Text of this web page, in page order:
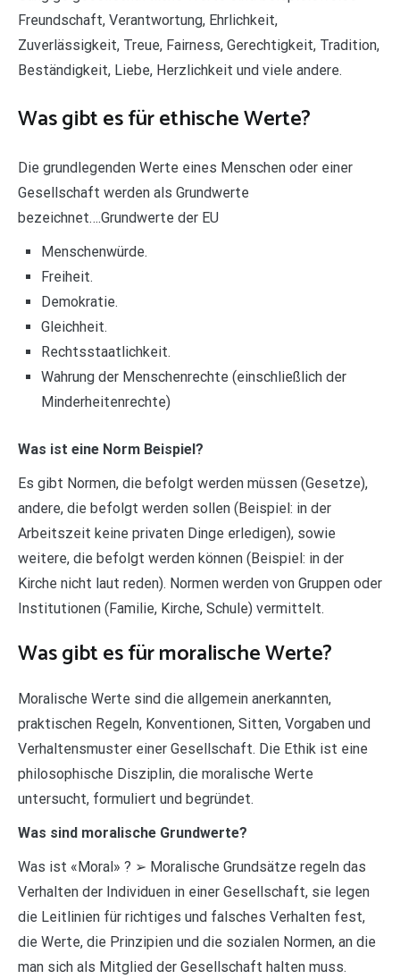
Freundschaft, Verantwortung, Ehrlichkeit,
Zuverlässigkeit, Treue, Fairness, Gerechtigkeit, Tradition,
Beständigkeit, Liebe, Herzlichkeit und viele andere.
Was gibt es für ethische Werte?
Die grundlegenden Werte eines Menschen oder einer
Gesellschaft werden als Grundwerte
bezeichnet….Grundwerte der EU
Menschenwürde.
Freiheit.
Demokratie.
Gleichheit.
Rechtsstaatlichkeit.
Wahrung der Menschenrechte (einschließlich der
Minderheitenrechte)
Was ist eine Norm Beispiel?
Es gibt Normen, die befolgt werden müssen (Gesetze),
andere, die befolgt werden sollen (Beispiel: in der
Arbeitszeit keine privaten Dinge erledigen), sowie
weitere, die befolgt werden können (Beispiel: in der
Kirche nicht laut reden). Normen werden von Gruppen oder
Institutionen (Familie, Kirche, Schule) vermittelt.
Was gibt es für moralische Werte?
Moralische Werte sind die allgemein anerkannten,
praktischen Regeln, Konventionen, Sitten, Vorgaben und
Verhaltensmuster einer Gesellschaft. Die Ethik ist eine
philosophische Disziplin, die moralische Werte
untersucht, formuliert und begründet.
Was sind moralische Grundwerte?
Was ist «Moral» ? ➢ Moralische Grundsätze regeln das
Verhalten der Individuen in einer Gesellschaft, sie legen
die Leitlinien für richtiges und falsches Verhalten fest,
die Werte, die Prinzipien und die sozialen Normen, an die
man sich als Mitglied der Gesellschaft halten muss.